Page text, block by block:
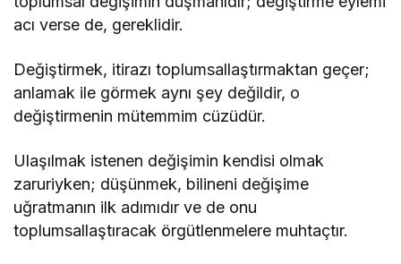
acı verse de, gereklidir.
Değiştirmek, itirazı toplumsallaştırmaktan geçer;
anlamak ile görmek aynı şey değildir, o
değiştirmenin mütemmim cüzüdür.
Ulaşılmak istenen değişimin kendisi olmak
zaruriyken; düşünmek, bilineni değişime
uğratmanın ilk adımıdır ve de onu
toplumsallaştıracak örgütlenmelere muhtaçtır.